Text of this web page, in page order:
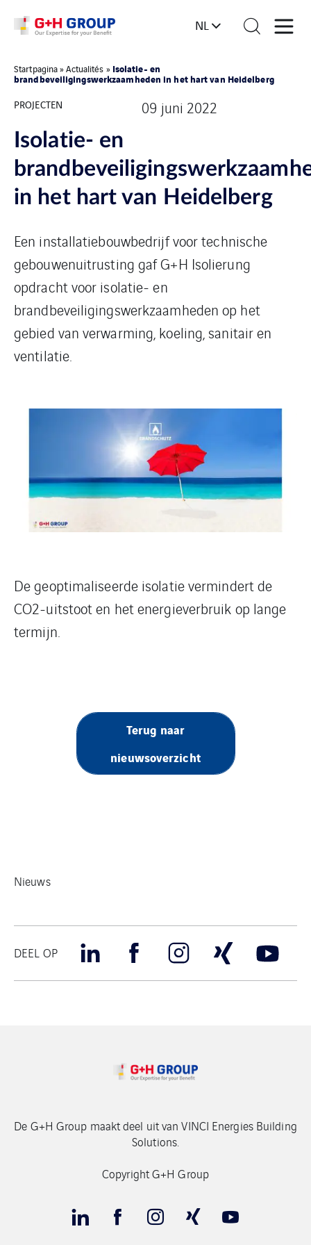
NL
Startpagina»Actualités » Isolatie- en
brandbeveiligingswerkzaamheden in het hart van Heidelberg
PROJECTEN
09 juni 2022
Isolatie- en
in het hart van Heidelberg
Een installatiebouwbedrijf voor technische
gebouwenuitrusting gaf G+H Isolierung
opdracht voor isolatie- en
brandbeveiligingswerkzaamheden op het
gebied van verwarming, koeling, sanitair en
ventilatie.
De geoptimaliseerde isolatie vermindert de
CO2-uitstoot en het energieverbruik op lange
termijn.
Terug naar
nieuwsoverzicht
Nieuws
DEEL OP
De G+H Group maakt deel uit van VINCI Energies Building
Solutions.
Copyright G+H Group